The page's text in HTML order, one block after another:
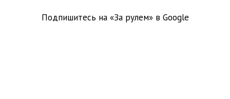
Подпишитесь на «За рулем» в Google